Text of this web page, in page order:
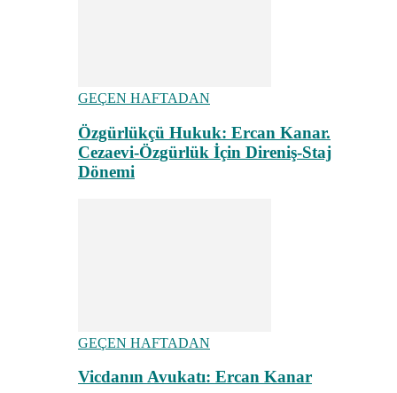
GEÇEN HAFTADAN
Özgürlükçü Hukuk: Ercan Kanar.
Cezaevi-Özgürlük İçin Direniş-Staj
Dönemi
GEÇEN HAFTADAN
Vicdanın Avukatı: Ercan Kanar